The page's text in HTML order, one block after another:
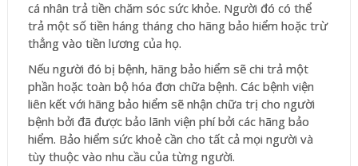
cá nhân trả tiền chăm sóc sức khỏe. Người đó có thể
trả một số tiền háng tháng cho hãng bảo hiểm hoặc trừ
thẳng vào tiền lương của họ.
Nếu người đó bị bệnh, hãng bảo hiểm sẽ chi trả một
phần hoặc toàn bộ hóa đơn chữa bệnh. Các bệnh viện
liên kết với hãng bảo hiểm sẽ nhận chữa trị cho người
bệnh bởi đã được bảo lãnh viện phí bởi các hãng bảo
hiểm. Bảo hiểm sức khoẻ cần cho tất cả mọi người và
tùy thuộc vào nhu cầu của từng người.